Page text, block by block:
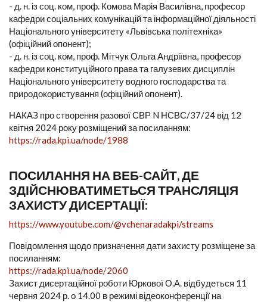
- д. н. із соц. ком, проф. Комова Марія Василівна, професор
кафедри соціальних комунікацій та інформаційної діяльності
Національного університету «Львівська політехніка»
(офіційний опонент);
- д. н. із соц. ком, проф. Мітчук Ольга Андріївна, професор
кафедри конституційного права та галузевих дисциплін
Національного університету водного господарства та
природокористування (офіційний опонент).
НАКАЗ про створення разової СВР N НСВС/37/24 від 12
квітня 2024 року розміщений за посиланням:
https://rada.kpi.ua/node/1988
ПОСИЛАННЯ НА ВЕБ-САЙТ, ДЕ
ЗДІЙСНЮВАТИМЕТЬСЯ ТРАНСЛЯЦІЯ
ЗАХИСТУ ДИСЕРТАЦІЇ:
https://www.youtube.com/@vchenaradakpi/streams
Повідомлення щодо призначення дати захисту розміщене за
посиланням:
https://rada.kpi.ua/node/2060
Захист дисертаційної роботи Юркової О.А. відбудеться 11
червня 2024 р. о 14.00 в режимі відеоконференції на